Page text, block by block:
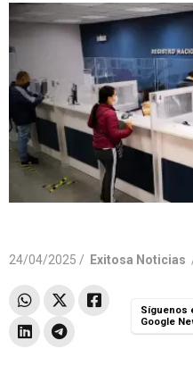
24/04/2025 / Exitosa Noticias
Síguenos
Google